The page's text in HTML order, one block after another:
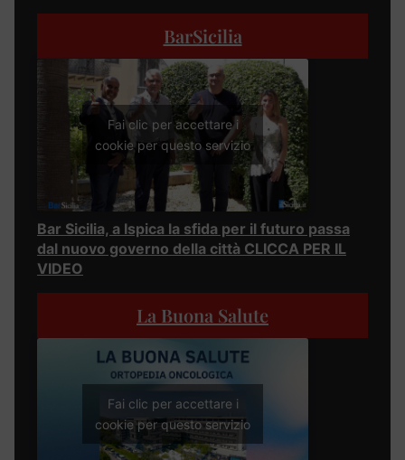
BarSicilia
Fai clic per accettare i
cookie per questo servizio
Bar Sicilia, a Ispica la sfida per il futuro passa
dal nuovo governo della città CLICCA PER IL
VIDEO
La Buona Salute
Fai clic per accettare i
cookie per questo servizio